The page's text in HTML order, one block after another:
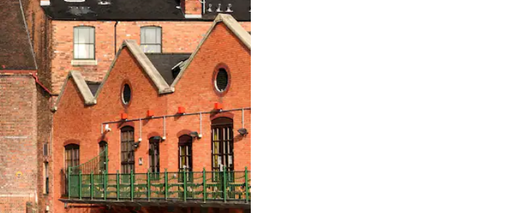
w górę i w dół lub przeglądać je za pomocą gestów dotykowych lub przesuwania.